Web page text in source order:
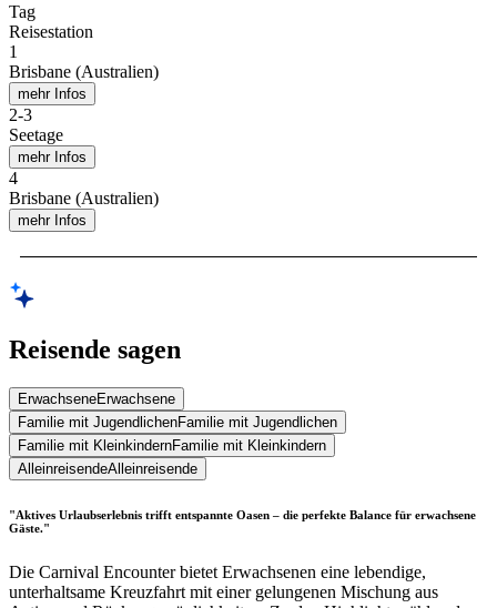
Tag
Reisestation
1
Brisbane (Australien)
mehr Infos
2-3
Seetage
mehr Infos
4
Brisbane (Australien)
mehr Infos
Reisende sagen
ErwachseneErwachsene
Familie mit JugendlichenFamilie mit Jugendlichen
Familie mit KleinkindernFamilie mit Kleinkindern
AlleinreisendeAlleinreisende
"Aktives Urlaubserlebnis trifft entspannte Oasen – die perfekte Balance für erwachsene
Gäste."
Die Carnival Encounter bietet Erwachsenen eine lebendige,
unterhaltsame Kreuzfahrt mit einer gelungenen Mischung aus